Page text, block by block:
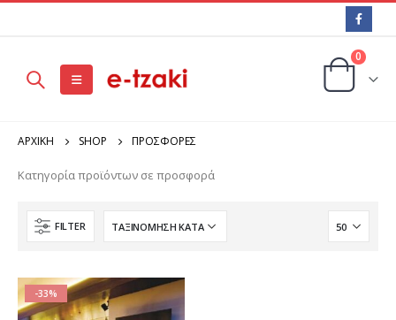
0
ΑΡΧΙΚΉ SHOP ΠΡΟΣΦΟΡΕΣ
Κατηγορία προϊόντων σε προσφορά
FILTER
-33%